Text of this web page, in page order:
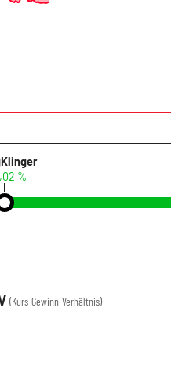
%
(Kurs-Gewinn-Verhältnis)